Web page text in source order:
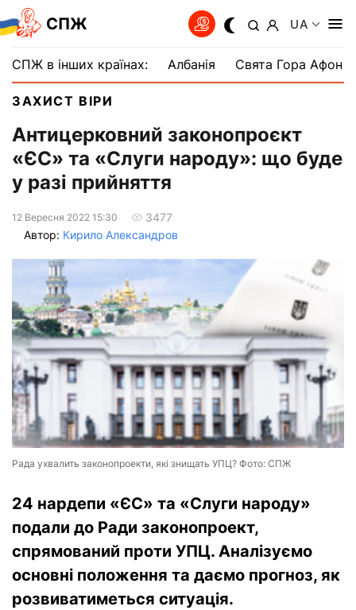
СПЖ UA
СПЖ в інших країнах: Албанія Свята Гора Афон
ЗАХИСТ ВІРИ
Антицерковний законопроєкт
«ЄС» та «Слуги народу»: що буде
у разі прийняття
12 Вересня 2022 15:30
3477
Автор: Кирило Александров
Рада ухвалить законопроекти, які знищать УПЦ? Фото: СПЖ
24 нардепи «ЄС» та «Слуги народу»
подали до Ради законопроект,
спрямований проти УПЦ. Аналізуємо
основні положення та даємо прогноз, як
розвиватиметься ситуація.